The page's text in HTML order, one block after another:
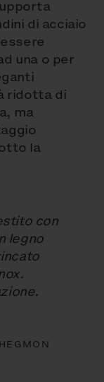
di acciaio
una o per
ridotta di
ma
la
con
legno